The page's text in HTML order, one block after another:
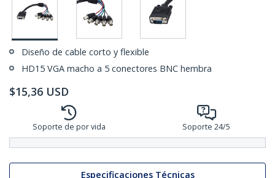
Diseño de cable corto y flexible
HD15 VGA macho a 5 conectores BNC hembra
$15,36 USD
Soporte de por vida Soporte 24/5
Especificaciones Técnicas